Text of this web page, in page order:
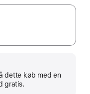
dette køb med en
gratis.